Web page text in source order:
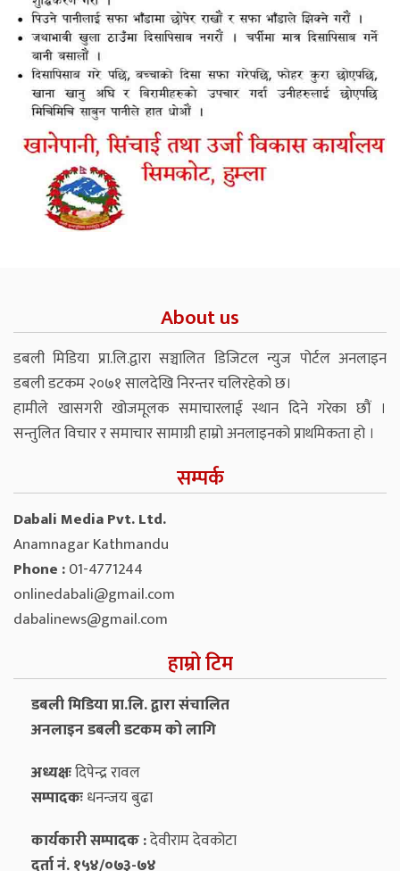
About us
डबली मिडिया प्रा.लि.द्वारा सञ्चालित डिजिटल न्युज पोर्टल अनलाइन
डबली डटकम २०७१ सालदेखि निरन्तर चलिरहेको छ।
हामीले खासगरी खोजमूलक समाचारलाई स्थान दिने गरेका छौं ।
सन्तुलित विचार र समाचार सामाग्री हाम्रो अनलाइनको प्राथमिकता हो ।
सम्पर्क
Dabali Media Pvt. Ltd.
Anamnagar Kathmandu
Phone :01-4771244
onlinedabali@gmail.com
dabalinews@gmail.com
हाम्रो टिम
डबली मिडिया प्रा.लि. द्वारा संचालित
अनलाइन डबली डटकम को लागि
अध्यक्षःदिपेन्द्र रावल
सम्पादकःधनन्‍जय बुढा
कार्यकारी सम्पादक :देवीराम देवकोटा
दर्ता नं. १५४/०७३-७४